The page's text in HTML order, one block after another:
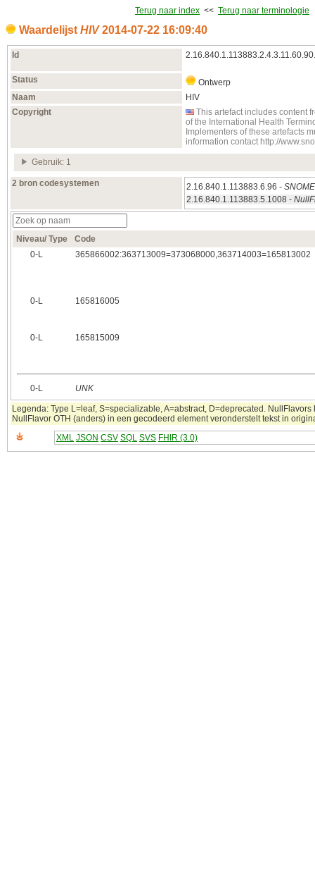
Terug naar index << Terug naar terminologie
Waardelijst HIV2014‑07‑22 16:09:40
Id
Status
Ontwerp
Naam
HIV
Copyright
This artefact includes content
of the International Health
Implementers of these artefacts
information contact http://
Gebruik: 1
2 bron codesystemen 2.16.840.1.113883.6.96 -
2.16.840.1.113883.5.1008 -
Niveau/ Type
Code
0‑L
365866002:363713009=373068000,363714003=165813002
0‑L 165816005
0‑L 165815009
0‑L UNK
Legenda: Type L=leaf, S=specializable, A=abstract, D=deprecated.
NullFlavor OTH (anders) in een gecodeerd element veronderstelt tekst in
XML JSON CSV SQL SVS FHIR (3.0)